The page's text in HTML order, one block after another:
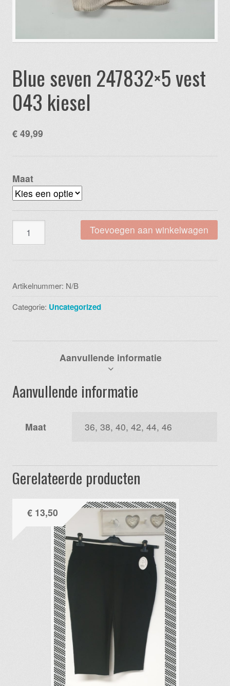
Blue seven 247832×5 vest
043 kiesel
€ 49,99
Maat
043
kiesel
aantal
Toevoegen aan winkelwagen
Artikelnummer: N/B
Categorie: Uncategorized
Aanvullende informatie
Aanvullende informatie
Maat 36, 38, 40, 42, 44, 46
Gerelateerde producten
€13,50